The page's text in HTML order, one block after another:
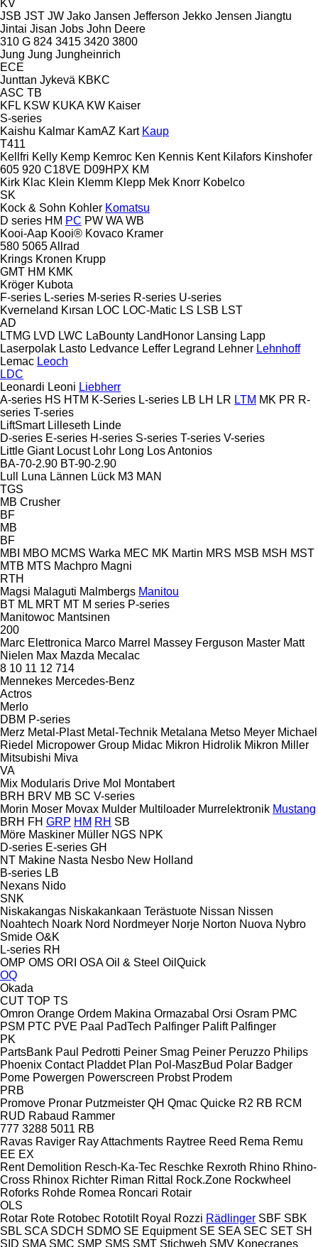
KV
JSB JST JW Jako Jansen Jefferson Jekko Jensen Jiangtu
Jintai Jisan Jobs John Deere
310 G 824 3415 3420 3800
Jung Jung Jungheinrich
ECE
Junttan Jykevä KBKC
ASC TB
KFL KSW KUKA KW Kaiser
S-series
Kaishu Kalmar KamAZ Kart Kaup
T411
Kellfri Kelly Kemp Kemroc Ken Kennis Kent Kilafors Kinshofer
605 920 C18VE D09HPX KM
Kirk Klac Klein Klemm Klepp Mek Knorr Kobelco
SK
Kock & Sohn Kohler Komatsu
D series HM PC PW WA WB
Kooi-Aap Kooi® Kovaco Kramer
580 5065Allrad
Krings Kronen Krupp
GMT HM KMK
Kröger Kubota
F-series L-series M-series R-series U-series
Kverneland Kırsan LOC LOC-Matic LS LSB LST
AD
LTMG LVD LWC LaBounty LandHonor Lansing Lapp
Laserpolak Lasto Ledvance Leffer Legrand Lehner Lehnhoff
Lemac Leoch
LDC
Leonardi Leoni Liebherr
A-series HS HTM K-Series L-series LB LH LR LTM MK PR R-
series T-series
LiftSmart Lilleseth Linde
D-series E-series H-series S-series T-series V-series
Little Giant Locust Lohr Long Los Antonios
BA-70-2.90 BT-90-2.90
Lull
Luna Lännen Lück M3 MAN
TGS
MB Crusher
BF
MB
BF
MBI
MBO MCMS Warka MEC MK Martin MRS MSB MSH MST
MTB MTS Machpro Magni
RTH
Magsi Malaguti Malmbergs Manitou
BT ML MRT MT M series P-series
Manitowoc Mantsinen
200
Marc Elettronica Marco Marrel Massey Ferguson Master Matt
Nielen Max Mazda Mecalac
8 10 11 12 714
Mennekes Mercedes-Benz
Actros
Merlo
DBM P-series
Merz Metal-Plast Metal-Technik Metalana Metso Meyer Michael
Riedel Micropower Group Midac Mikron Hidrolik Mikron Miller
Mitsubishi Miva
VA
Mix Modularis Drive Mol Montabert
BRH BRV MB SC V-series
Morin Moser Movax Mulder Multiloader Murrelektronik Mustang
BRH FH GRP HM RH SB
Möre Maskiner Müller NGS NPK
D-series E-series GH
NT Makine Nasta Nesbo New Holland
B-series LB
Nexans Nido
SNK
Niskakangas Niskakankaan Terästuote Nissan Nissen
Noahtech Noark Nord Nordmeyer Norje Norton Nuova Nybro
Smide O&K
L-series RH
OMP OMS ORI OSA Oil & Steel OilQuick
OQ
Okada
CUT TOP TS
Omron Orange Ordem Makina Ormazabal Orsi Osram PMC
PSM PTC PVE Paal PadTech Palfinger Palift Palfinger
PK
PartsBank Paul Pedrotti Peiner Smag Peiner Peruzzo Philips
Phoenix Contact Pladdet Plan Pol-MaszBud Polar Badger
Pome Powergen Powerscreen Probst Prodem
PRB
Promove Pronar Putzmeister QH Qmac Quicke R2 RB RCM
RUD Rabaud Rammer
777 3288 5011 RB
Ravas Raviger Ray Attachments Raytree Reed Rema Remu
EE EX
Rent Demolition Resch-Ka-Tec Reschke Rexroth Rhino Rhino-
Cross Rhinox Richter Riman Rittal Rock.Zone Rockwheel
Roforks Rohde Romea Roncari Rotair
OLS
Rotar Rote Rotobec Rototilt Royal Rozzi Rädlinger SBF SBK
SBL SCA SDCH SDMO SE Equipment SE SEA SEC SET SH
SID SMA SMC SMP SMS SMT Stichweh SMV Konecranes